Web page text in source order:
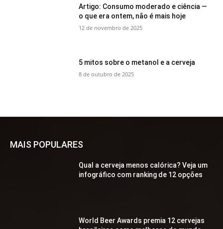
Artigo: Consumo moderado e ciência —
o que era ontem, não é mais hoje
12 de novembro de 2025
5 mitos sobre o metanol e a cerveja
8 de outubro de 2025
MAIS POPULARES
Qual a cerveja menos calórica? Veja um
infográfico com ranking de 12 opções
World Beer Awards premia 12 cervejas